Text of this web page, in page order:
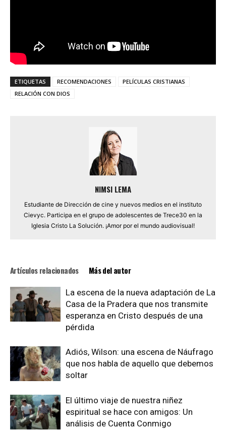
ETIQUETAS RECOMENDACIONES
PELÍCULAS CRISTIANAS
RELACIÓN CON DIOS
NIMSI LEMA
Estudiante de Dirección de cine y nuevos medios en el instituto
Cievyc. Participa en el grupo de adolescentes de Trece30 en la
Iglesia Cristo La Solución. ¡Amor por el mundo audiovisual!
Artículos relacionados Más del autor
La escena de la nueva adaptación de La
Casa de la Pradera que nos transmite
esperanza en Cristo después de una
pérdida
Adiós, Wilson: una escena de Náufrago
que nos habla de aquello que debemos
soltar
El último viaje de nuestra niñez
espiritual se hace con amigos: Un
análisis de Cuenta Conmigo